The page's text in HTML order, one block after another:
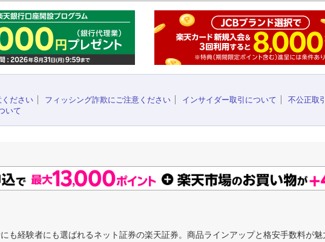
ください
フィッシング詐欺にご注意ください インサイダー取引について
不公正取
いて
も経験者にも選ばれるネット証券の楽天証券。商品ラインアップと格安手数料が